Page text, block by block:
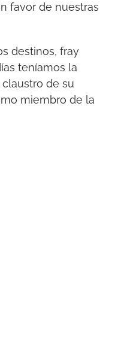
favor de nuestras
destinos, fray
teníamos la
de su
miembro de la